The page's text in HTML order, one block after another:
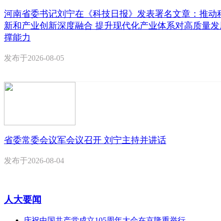
河南省委书记刘宁在《科技日报》发表署名文章：推动
新和产业创新深度融合 提升现代化产业体系对高质量
撑能力
发布于2026-08-05
省委常委会议军会议召开 刘宁主持并讲话
发布于2026-08-04
人大要闻